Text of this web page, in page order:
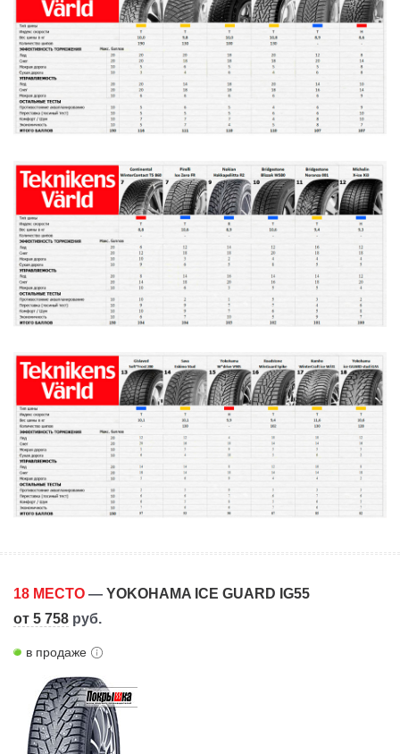
18 МЕСТО — YOKOHAMA ICE GUARD IG55
от 5 758 руб.
в продаже